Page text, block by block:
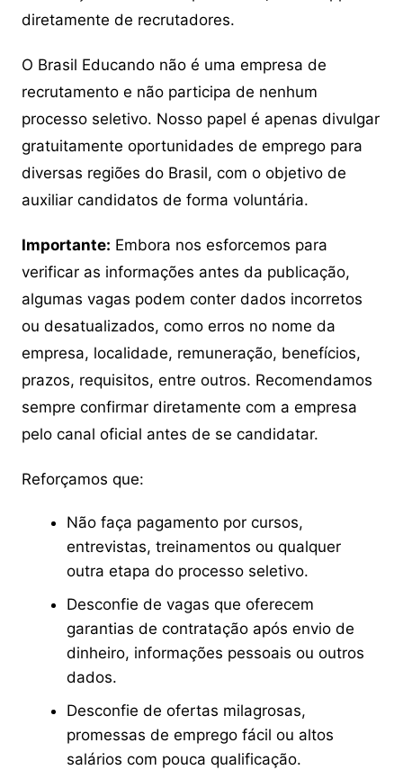
diretamente de recrutadores.
O Brasil Educando não é uma empresa de
recrutamento e não participa de nenhum
processo seletivo. Nosso papel é apenas divulgar
gratuitamente oportunidades de emprego para
diversas regiões do Brasil, com o objetivo de
auxiliar candidatos de forma voluntária.
Importante: Embora nos esforcemos para
verificar as informações antes da publicação,
algumas vagas podem conter dados incorretos
ou desatualizados, como erros no nome da
empresa, localidade, remuneração, benefícios,
prazos, requisitos, entre outros. Recomendamos
sempre confirmar diretamente com a empresa
pelo canal oficial antes de se candidatar.
Reforçamos que:
Não faça pagamento por cursos,
entrevistas, treinamentos ou qualquer
outra etapa do processo seletivo.
Desconfie de vagas que oferecem
garantias de contratação após envio de
dinheiro, informações pessoais ou outros
dados.
Desconfie de ofertas milagrosas,
promessas de emprego fácil ou altos
salários com pouca qualificação.